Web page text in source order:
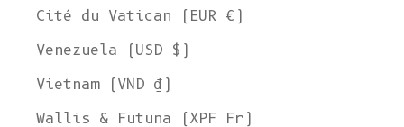
Cité du Vatican (EUR €)
Venezuela (USD $)
Vietnam (VND ₫)
Wallis & Futuna (XPF Fr)